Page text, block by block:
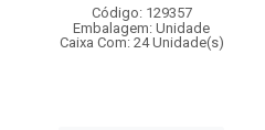
Código: 129357
Embalagem: Unidade
Caixa Com: 24 Unidade(s)